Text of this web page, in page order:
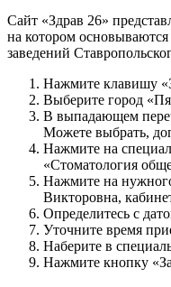
Сайт «Здрав 26»
на котором основываются
заведений
Нажмите клавишу
Выберите город
В выпадающем
Можете выбрать,
Нажмите на
«Стоматология
Нажмите на
Викторовна,
Определитесь с
Уточните время
Наберите в
Нажмите кнопку